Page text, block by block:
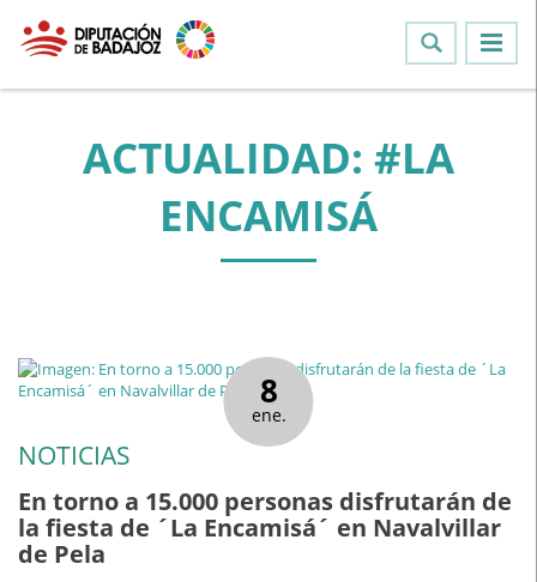
ACTUALIDAD: #LA
ENCAMISÁ
8
ene.
NOTICIAS
En torno a 15.000 personas disfrutarán de
la fiesta de ´La Encamisá´ en Navalvillar
de Pela